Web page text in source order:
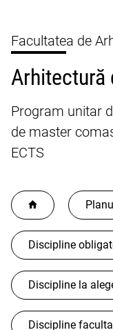
Facultatea de
Arhitectură
Program unitar
de master
ECTS
Discipline
Discipline la
Discipline